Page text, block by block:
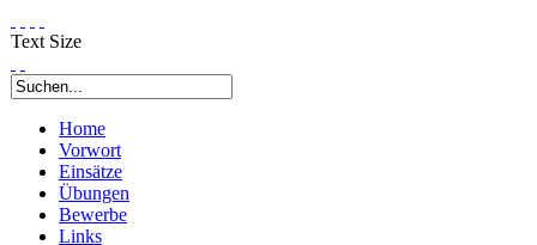
Text Size
Home
Vorwort
Einsätze
Übungen
Bewerbe
Links